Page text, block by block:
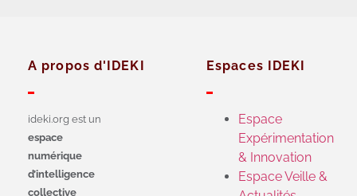
A propos d'IDEKI
ideki.org est un
espace
numérique
d’intelligence
collective
Espaces IDEKI
Espace
Expérimentation
& Innovation
Espace Veille &